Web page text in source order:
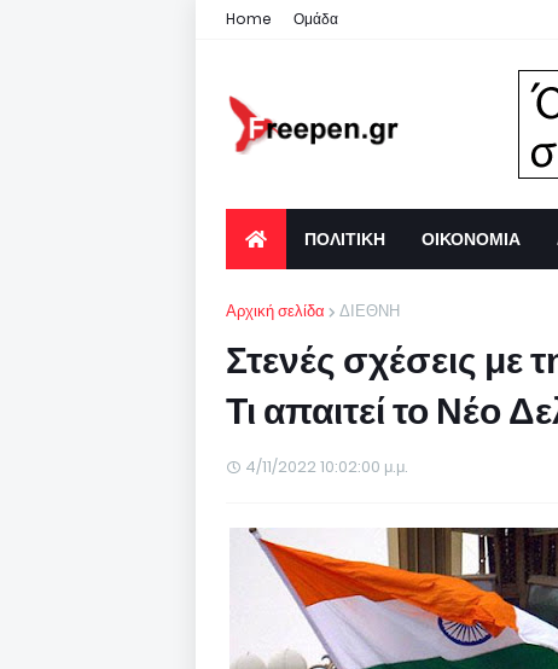
Home Ομάδα
ΠΟΛΙΤΙΚΗ ΟΙΚΟΝΟΜΙΑ
Αρχική σελίδα ΔΙΕΘΝΗ
Στενές σχέσεις με
Τι απαιτεί το Νέο
4/11/2022 10:02:00 μ.μ.